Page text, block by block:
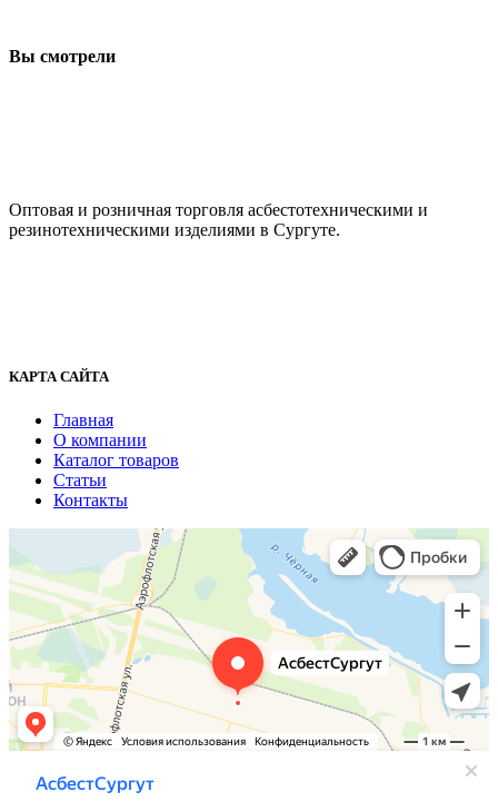
Вы смотрели
Оптовая и розничная торговля асбестотехническими и
резинотехническими изделиями в Сургуте.
КАРТА САЙТА
Главная
О компании
Каталог товаров
Статьи
Контакты